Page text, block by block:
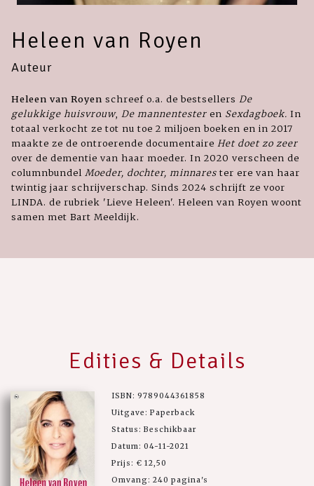
Heleen van Royen
Auteur
Heleen van Royen schreef o.a. de bestsellers De
gelukkige huisvrouw, De mannentester en Sexdagboek. In
totaal verkocht ze tot nu toe 2 miljoen boeken en in 2017
maakte ze de ontroerende documentaire Het doet zo zeer
over de dementie van haar moeder. In 2020 verscheen de
columnbundel Moeder, dochter, minnares ter ere van haar
twintig jaar schrijverschap. Sinds 2024 schrijft ze voor
LINDA. de rubriek 'Lieve Heleen'. Heleen van Royen woont
samen met Bart Meeldijk.
Edities & Details
ISBN: 9789044361858
Uitgave: Paperback
Status: Beschikbaar
Datum: 04-11-2021
Prijs: € 12,50
Omvang: 240 pagina's